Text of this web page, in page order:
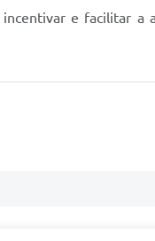
e facilitar a